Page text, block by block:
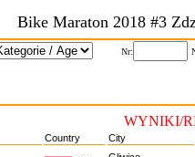
Bike Maraton 2018 #3
Nr:
WYNIKI/
Country
City